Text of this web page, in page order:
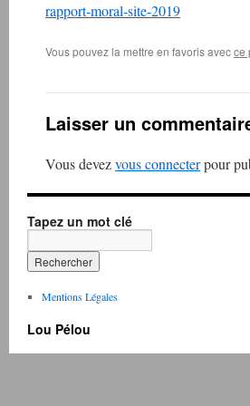
rapport-moral-site-2019
Vous pouvez la mettre en favoris avecce
Laisser un
Vous devezvous connecterpour
Tapez un mot clé
Mentions Légales
Lou Pélou